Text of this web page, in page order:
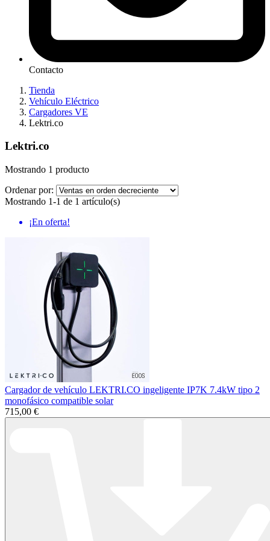
Contacto
Tienda
Vehículo Eléctrico
Cargadores VE
Lektri.co
Lektri.co
Mostrando 1 producto
Ordenar por:
Mostrando 1-1 de 1 artículo(s)
¡En oferta!
Cargador de vehículo LEKTRI.CO ingeligente IP7K 7.4kW tipo 2
monofásico compatible solar
715,00 €